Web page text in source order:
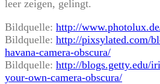
leer zeigen, gelingt.
Bildquelle: http://
Bildquelle: http://pixsylated.com/
havana-camera-obscura/
Bildquelle: http://blogs.getty.edu/
your-own-camera-obscura/